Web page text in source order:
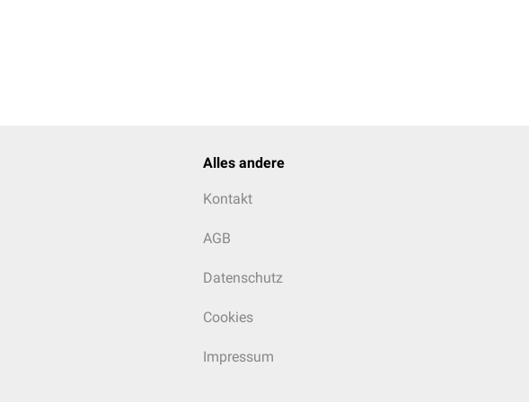
Alles andere
Kontakt
AGB
Datenschutz
Cookies
Impressum